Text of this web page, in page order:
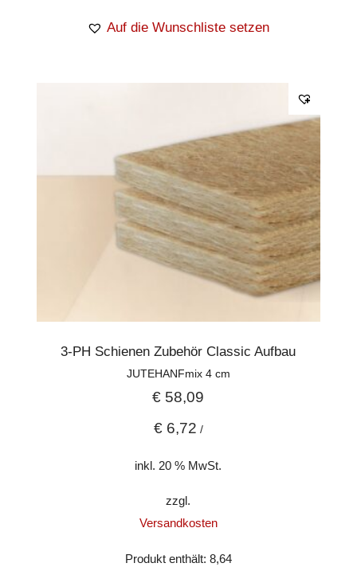
Auf die Wunschliste setzen
3-PH Schienen Zubehör Classic Aufbau
JUTEHANFmix 4 cm
€ 58,09
€6,72 /
inkl. 20 % MwSt.
zzgl.
Versandkosten
Produkt enthält: 8,64